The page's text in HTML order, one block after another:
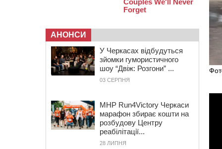
АНОНСИ
У Черкасах відбудуться
зйомки гумористичного
шоу “Двіж: Розгони” ...
03 СЕРПНЯ
MHP Run4Victory Черкаси
марафон збирає кошти на
розбудову Центру
реабілітації...
28 ЛИПНЯ